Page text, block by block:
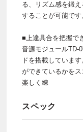
る、リズム感を鍛
することが可能です
■上達具合を把握で
音源モジュールTD-
ドを搭載していま
ができているかをス
楽しく練
スペック